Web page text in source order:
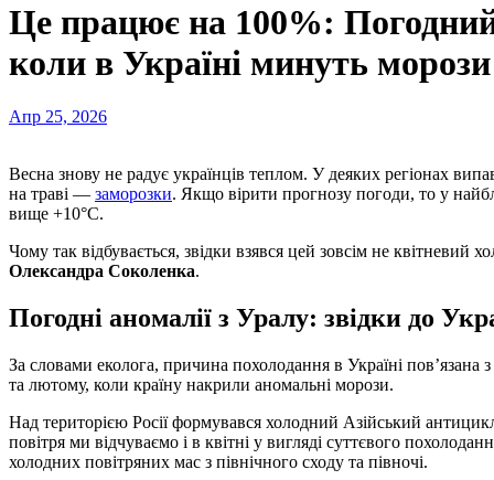
Це працює на 100%:
коли в Україні минуть
Апр 25, 2026
Весна знову не радує українців теплом. У деяких регіонах випав сніг, а подекуди щоранку можна побачити іній
на траві — заморозки. Якщо вірити прогнозу погоди, то у
вище +10°C.
Чому так відбувається, звідки взявся цей зовсім не квітневий
Олександра Соколенка.
Погодні аномалії з Уралу: звідки до
За словами еколога, причина похолодання в Україні
та лютому, коли країну накрили аномальні морози.
Над територією Росії формувався холодний Азійський
повітря ми відчуваємо і в квітні у вигляді суттєвого
холодних повітряних мас з північного сходу та півночі.